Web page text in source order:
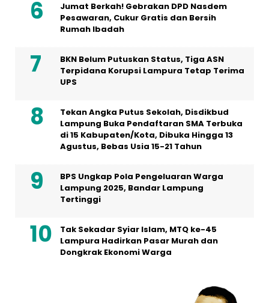
Jumat Berkah! Gebrakan DPD Nasdem
Pesawaran, Cukur Gratis dan Bersih
Rumah Ibadah
BKN Belum Putuskan Status, Tiga ASN
Terpidana Korupsi Lampura Tetap Terima
UPS
Tekan Angka Putus Sekolah, Disdikbud
Lampung Buka Pendaftaran SMA Terbuka
di 15 Kabupaten/Kota, Dibuka Hingga 13
Agustus, Bebas Usia 15-21 Tahun
BPS Ungkap Pola Pengeluaran Warga
Lampung 2025, Bandar Lampung
Tertinggi
Tak Sekadar Syiar Islam, MTQ ke-45
Lampura Hadirkan Pasar Murah dan
Dongkrak Ekonomi Warga